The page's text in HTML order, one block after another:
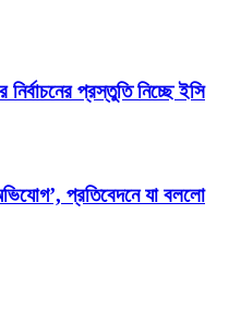
প্রস্তুতি নিচ্ছে ইসি
অভিযোগ’, প্রতিবেদনে যা বললো